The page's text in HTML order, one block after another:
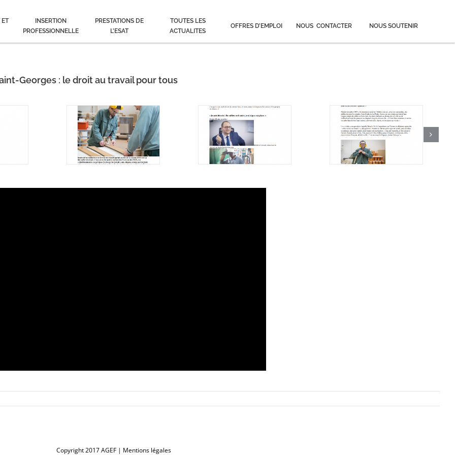
ET
INSERTION
PROFESSIONNELLE
PRESTATIONS DE
L’ESAT
TOUTES LES
ACTUALITES
OFFRES D’EMPLOI NOUS CONTACTER NOUS SOUTENIR
Georges : le droit au travail pour tous
Copyright 2017 AGEF | Mentions légales